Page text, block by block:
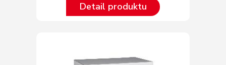
Detail produktu